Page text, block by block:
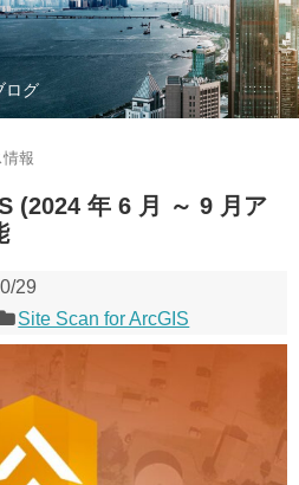
ログ
報
(2024 年 6 月 ～ 9 月ア
29
Site Scan for ArcGIS